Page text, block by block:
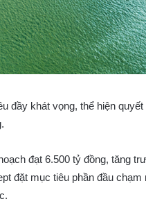
đầy khát vọng, thể hiện
đạt 6.500 tỷ đồng, tăng
đặt mục tiêu phần đầu